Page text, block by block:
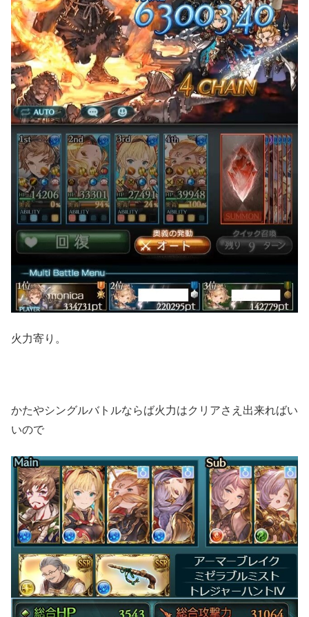
火力寄り。
かたやシングルバトルならば火力はクリアさえ出来ればい
いので